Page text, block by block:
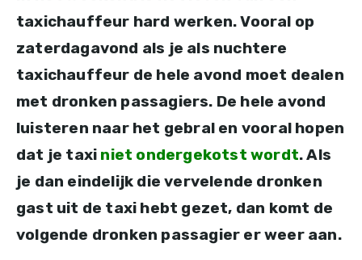
taxichauffeur hard werken. Vooral op
zaterdagavond als je als nuchtere
taxichauffeur de hele avond moet dealen
met dronken passagiers. De hele avond
luisteren naar het gebral en vooral hopen
dat je taxi niet ondergekotst wordt. Als
je dan eindelijk die vervelende dronken
gast uit de taxi hebt gezet, dan komt de
volgende dronken passagier er weer aan.